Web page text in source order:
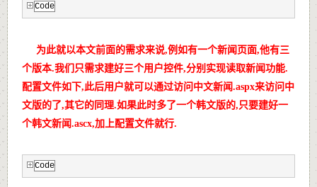
Code
为此就以本文前面的需求来说,例如有一个新闻页面,他有三
个版本.我们只需求建好三个用户控件,分别实现读取新闻功能.
配置文件如下,此后用户就可以通过访问中文新闻.aspx来访问中
文版的了,其它的同理.如果此时多了一个韩文版的,只要建好一
个韩文新闻.ascx,加上配置文件就行.
Code